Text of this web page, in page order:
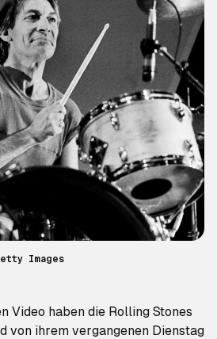
Images
Video haben die Rolling Stones
von ihrem vergangenen Dienstag